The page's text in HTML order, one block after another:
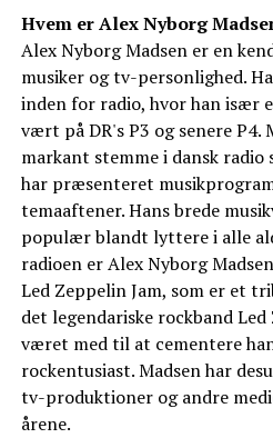
Hvem er Alex Nyborg
Alex Nyborg Madsen er en
musiker og tv-personlighed.
inden for radio, hvor han især
vært på DR's P3 og senere P4.
markant stemme i dansk radio
har præsenteret
temaaftener. Hans brede
populær blandt lyttere i alle
radioen er Alex Nyborg
Led Zeppelin Jam, som er et
det legendariske rockband
været med til at cementere
rockentusiast. Madsen har
tv-produktioner og andre
årene.